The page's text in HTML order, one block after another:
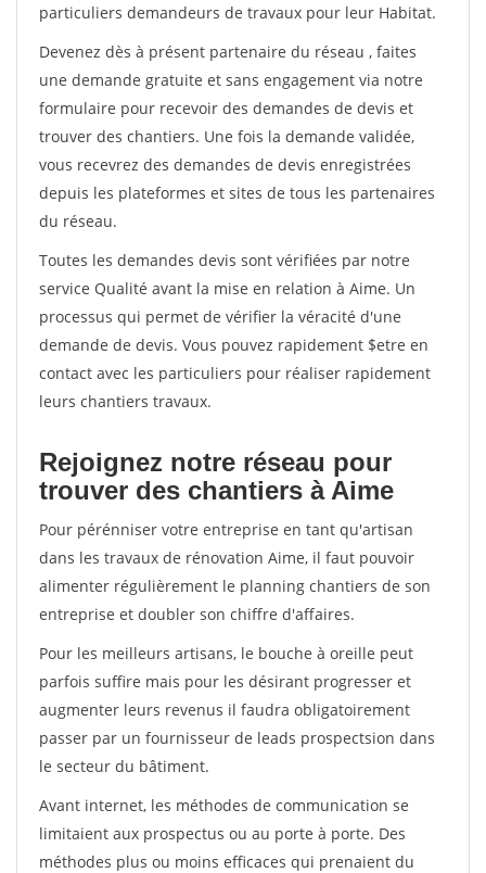
particuliers demandeurs de travaux pour leur Habitat.
Devenez dès à présent partenaire du réseau , faites
une demande gratuite et sans engagement via notre
formulaire pour recevoir des demandes de devis et
trouver des chantiers. Une fois la demande validée,
vous recevrez des demandes de devis enregistrées
depuis les plateformes et sites de tous les partenaires
du réseau.
Toutes les demandes devis sont vérifiées par notre
service Qualité avant la mise en relation à Aime. Un
processus qui permet de vérifier la véracité d'une
demande de devis. Vous pouvez rapidement $etre en
contact avec les particuliers pour réaliser rapidement
leurs chantiers travaux.
Rejoignez notre réseau pour
trouver des chantiers à Aime
Pour pérénniser votre entreprise en tant qu'artisan
dans les travaux de rénovation Aime, il faut pouvoir
alimenter régulièrement le planning chantiers de son
entreprise et doubler son chiffre d'affaires.
Pour les meilleurs artisans, le bouche à oreille peut
parfois suffire mais pour les désirant progresser et
augmenter leurs revenus il faudra obligatoirement
passer par un fournisseur de leads prospectsion dans
le secteur du bâtiment.
Avant internet, les méthodes de communication se
limitaient aux prospectus ou au porte à porte. Des
méthodes plus ou moins efficaces qui prenaient du